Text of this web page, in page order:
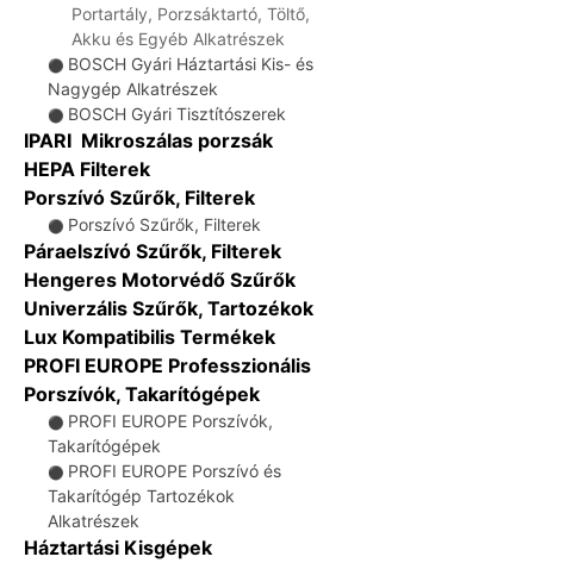
Portartály, Porzsáktartó, Töltő,
Akku és Egyéb Alkatrészek
⚫ BOSCH Gyári Háztartási Kis- és
Nagygép Alkatrészek
⚫ BOSCH Gyári Tisztítószerek
IPARI Mikroszálas porzsák
HEPA Filterek
Porszívó Szűrők, Filterek
⚫ Porszívó Szűrők, Filterek
Páraelszívó Szűrők, Filterek
Hengeres Motorvédő Szűrők
Univerzális Szűrők, Tartozékok
Lux Kompatibilis Termékek
PROFI EUROPE Professzionális
Porszívók, Takarítógépek
⚫ PROFI EUROPE Porszívók,
Takarítógépek
⚫ PROFI EUROPE Porszívó és
Takarítógép Tartozékok
Alkatrészek
Háztartási Kisgépek